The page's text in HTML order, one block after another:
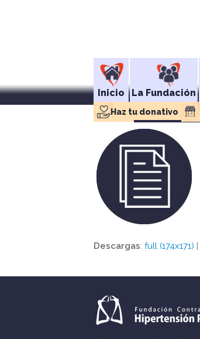
Inicio La Fundación
Haz tu donativo
Descargas: full (174x171) |